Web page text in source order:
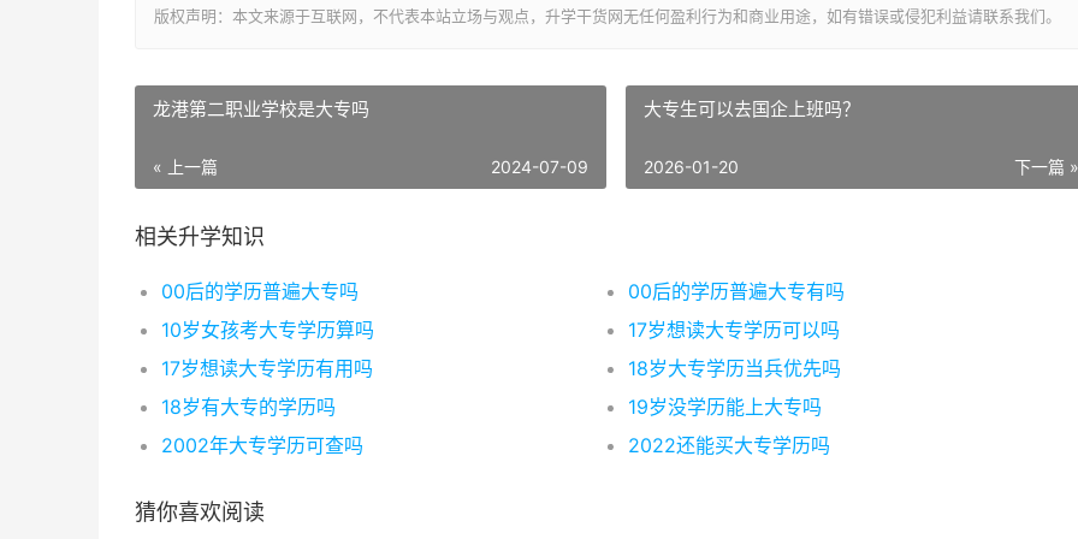
版权声明：本文来源于互联网，不代表本站立场与观点，升学干货网无任何盈利行为和商业用途，如有错误或侵犯利益请联系我们。
龙港第二职业学校是大专吗
« 上一篇 2024-07-09
大专生可以去国企上班吗？
下一篇 »
2026-01-20
相关升学知识
00后的学历普遍大专吗
00后的学历普遍大专有吗
10岁女孩考大专学历算吗
17岁想读大专学历可以吗
17岁想读大专学历有用吗
18岁大专学历当兵优先吗
18岁有大专的学历吗
19岁没学历能上大专吗
2002年大专学历可查吗
2022还能买大专学历吗
猜你喜欢阅读